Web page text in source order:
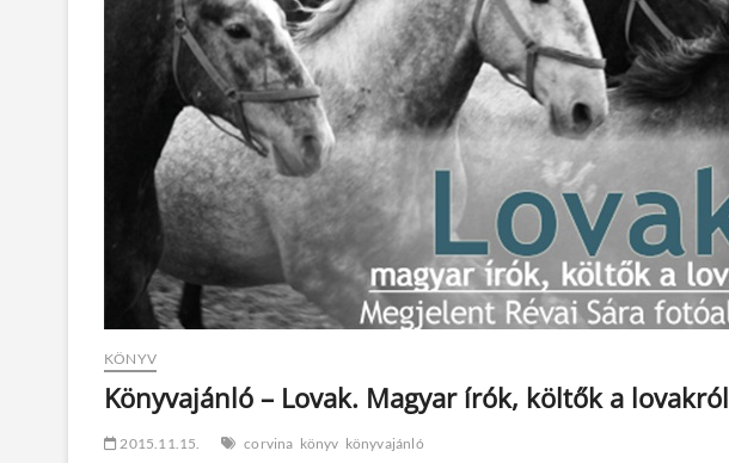
KÖNYV
Könyvajánló – Lovak. Magyar írók, költők a lovakról
2015.11.15. corvina könyv könyvajánló